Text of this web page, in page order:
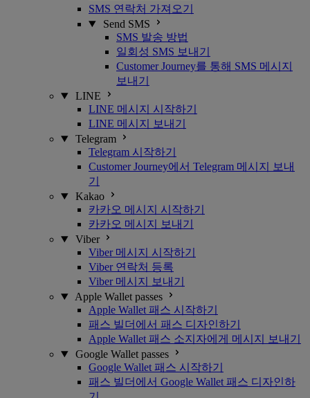
SMS 연락처 가져오기
Send SMS
SMS 발송 방법
일회성 SMS 보내기
Customer Journey를 통해 SMS 메시지
보내기
LINE
LINE 메시지 시작하기
LINE 메시지 보내기
Telegram
Telegram 시작하기
Customer Journey에서 Telegram 메시지 보내
기
Kakao
카카오 메시지 시작하기
카카오 메시지 보내기
Viber
Viber 메시지 시작하기
Viber 연락처 등록
Viber 메시지 보내기
Apple Wallet passes
Apple Wallet 패스 시작하기
패스 빌더에서 패스 디자인하기
Apple Wallet 패스 소지자에게 메시지 보내기
Google Wallet passes
Google Wallet 패스 시작하기
패스 빌더에서 Google Wallet 패스 디자인하